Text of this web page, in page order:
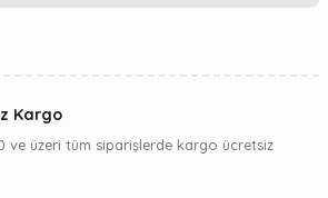
teşekkür ederiz.
Kargo
ve üzeri tüm siparişlerde kargo ücretsiz